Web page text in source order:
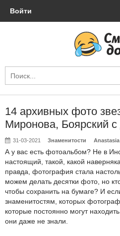
Войти
14 архивных фото
Миронова, Боярский с
31-03-2021 Знаменитости Anastasia
А у вас есть фотоальбом? Не в
настоящий, такой, какой
правда, фотография стала
можем делать десятки фото, но
чтобы сохранить на бумаге? И
знаменитостям, которых
которые постоянно могут
они даже не знали.